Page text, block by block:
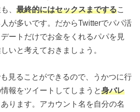
、最終的にはセックスまでするこ
が多いです。だからTwitterでパパ活
ートだけでお金をくれるパパを見
いと考えておきましょう。
見ることができるので、うかつに行
報をツイートしてしまうと身バレ
あります。アカウント名を自分の名